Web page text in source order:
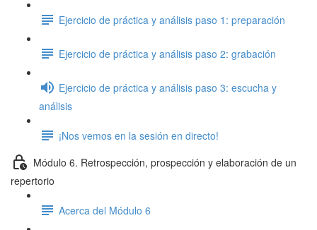
Ejercicio de práctica y análisis paso 1: preparación
Ejercicio de práctica y análisis paso 2: grabación
Ejercicio de práctica y análisis paso 3: escucha y
análisis
¡Nos vemos en la sesión en directo!
Módulo 6. Retrospección, prospección y elaboración de un
repertorio
Acerca del Módulo 6